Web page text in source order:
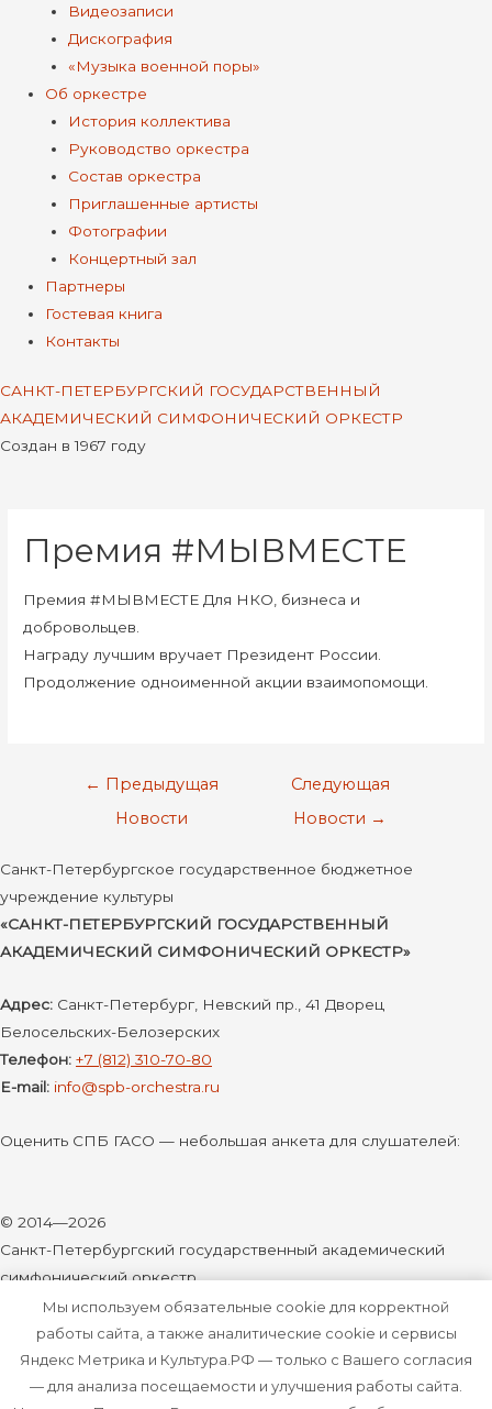
Видеозаписи
Дискография
«Музыка военной поры»
Об оркестре
История коллектива
Руководство оркестра
Состав оркестра
Приглашенные артисты
Фотографии
Концертный зал
Партнеры
Гостевая книга
Контакты
САНКТ-ПЕТЕРБУРГСКИЙ ГОСУДАРСТВЕННЫЙ
АКАДЕМИЧЕСКИЙ СИМФОНИЧЕСКИЙ ОРКЕСТР
Создан в 1967 году
Премия #МЫВМЕСТЕ
Премия #МЫВМЕСТЕ Для НКО, бизнеса и
добровольцев.
Награду лучшим вручает Президент России.
Продолжение одноименной акции взаимопомощи.
Навигация
← Предыдущая
Новости
Следующая
Новости →
Санкт-Петербургское государственное бюджетное
учреждение культуры
«САНКТ-ПЕТЕРБУРГСКИЙ ГОСУДАРСТВЕННЫЙ
АКАДЕМИЧЕСКИЙ СИМФОНИЧЕСКИЙ ОРКЕСТР»
Адрес: Санкт-Петербург, Невский пр., 41 Дворец
Белосельских-Белозерских
Телефон: +7 (812) 310-70-80
E-mail: info@spb-orchestra.ru
Оценить СПБ ГАСО — небольшая анкета для слушателей:
© 2014—2026
Санкт-Петербургский государственный академический
симфонический оркестр
Документы
VkYoutube
Мы используем обязательные cookie для корректной
работы сайта, а также аналитические cookie и сервисы
Яндекс Метрика и Культура.РФ — только с Вашего согласия
— для анализа посещаемости и улучшения работы сайта.